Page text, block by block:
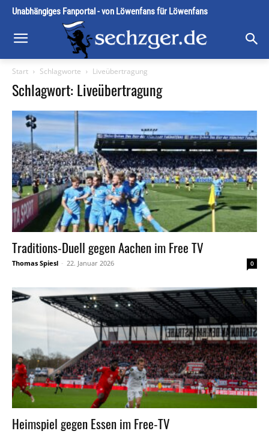
Unabhängiges Fanportal - von Löwenfans für Löwenfans
Start Schlagworte Liveübertragung
Schlagwort: Liveübertragung
Traditions-Duell gegen Aachen im Free TV
Thomas Spiesl - 22. Januar 2026 0
Heimspiel gegen Essen im Free-TV